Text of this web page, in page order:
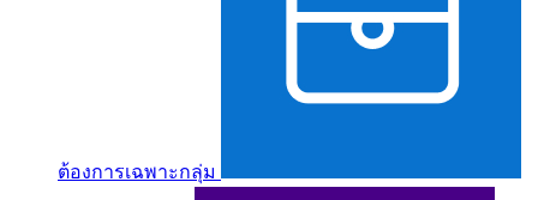
ต้องการเฉพาะกลุ่ม